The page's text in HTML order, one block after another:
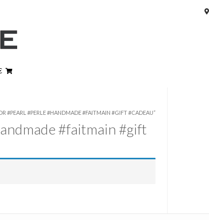
#PEARL #PERLE #HANDMADE #FAITMAIN #GIFT #CADEAU”
#faitmain #gift